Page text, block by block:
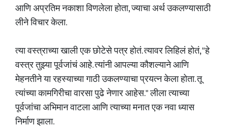
आणि अप्रतिम नकाशा विणलेला होता, ज्याचा अर्थ उकलण्यासाठी
लीने विचार केला.
त्या वस्त्राच्या खाली एक छोटेसे पत्र होतं. त्यावर लिहिलं होतं, "हे
वस्त्र तुझ्या पूर्वजांचं आहे. त्यांनी आपल्या कौशल्याने आणि
मेहनतीने या रहस्याच्या गाठी उकलण्याचा प्रयत्न केला होता. तू
त्यांच्या कामगिरीचा वारसा पुढे नेणार आहेस." लीला त्याच्या
पूर्वजांचा अभिमान वाटला आणि त्याच्या मनात एक नवा ध्यास
निर्माण झाला.